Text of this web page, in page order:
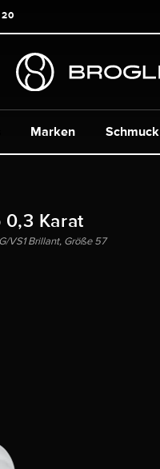
20
Marken Schmuck
Karat
VS1 Brillant, Größe 57